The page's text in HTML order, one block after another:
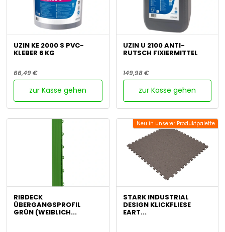
UZIN KE 2000 S PVC-
KLEBER 6 KG
66,49 €
zur Kasse gehen
UZIN U 2100 ANTI-
RUTSCH FIXIERMITTEL
149,98 €
zur Kasse gehen
RIBDECK
ÜBERGANGSPROFIL
GRÜN (WEIBLICH...
Neu in unserer Produktpalette
STARK INDUSTRIAL
DESIGN KLICKFLIESE
EART...